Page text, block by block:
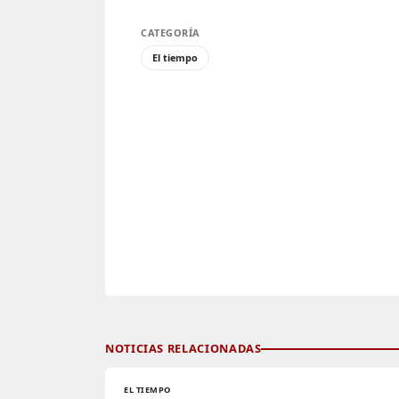
CATEGORÍA
El tiempo
NOTICIAS RELACIONADAS
EL TIEMPO